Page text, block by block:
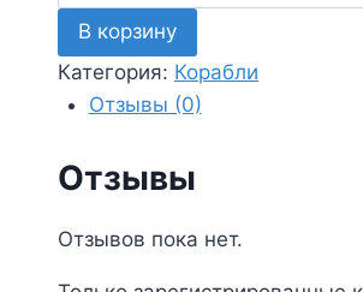
В корзину
Категория: Корабли
Отзывы (0)
Отзывы
Отзывов пока нет.